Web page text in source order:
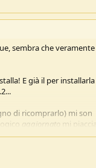
sembra che
E già il per installarla
di ricomprarlo) mi son
aggiornato mi piaccia